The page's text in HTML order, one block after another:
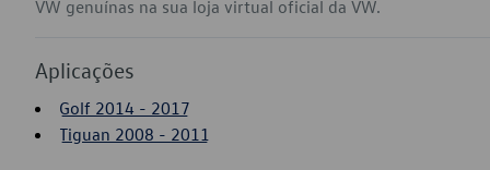
VW genuínas na sua loja virtual oficial da VW.
Aplicações
Golf 2014 - 2017
Tiguan 2008 - 2011